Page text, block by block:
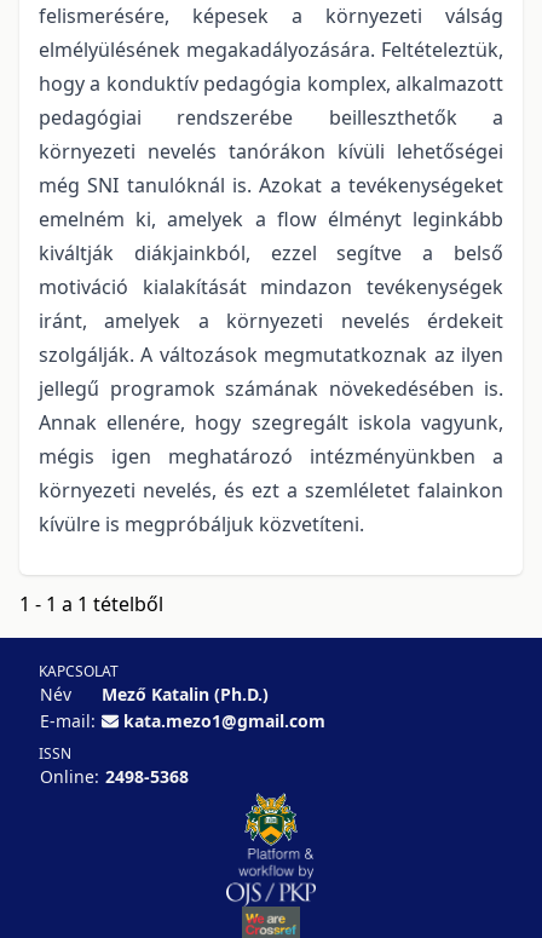
felismerésére, képesek a környezeti válság
elmélyülésének megakadályozására. Feltételeztük,
hogy a konduktív pedagógia komplex, alkalmazott
pedagógiai rendszerébe beilleszthetők a
környezeti nevelés tanórákon kívüli lehetőségei
még SNI tanulóknál is. Azokat a tevékenységeket
emelném ki, amelyek a flow élményt leginkább
kiváltják diákjainkból, ezzel segítve a belső
motiváció kialakítását mindazon tevékenységek
iránt, amelyek a környezeti nevelés érdekeit
szolgálják. A változások megmutatkoznak az ilyen
jellegű programok számának növekedésében is.
Annak ellenére, hogy szegregált iskola vagyunk,
mégis igen meghatározó intézményünkben a
környezeti nevelés, és ezt a szemléletet falainkon
kívülre is megpróbáljuk közvetíteni.
1 - 1 a 1 tételből
KAPCSOLAT
Név
Mező Katalin (Ph.D.)
E-mail:
kata.mezo1@gmail.com
ISSN
Online: 2498-5368